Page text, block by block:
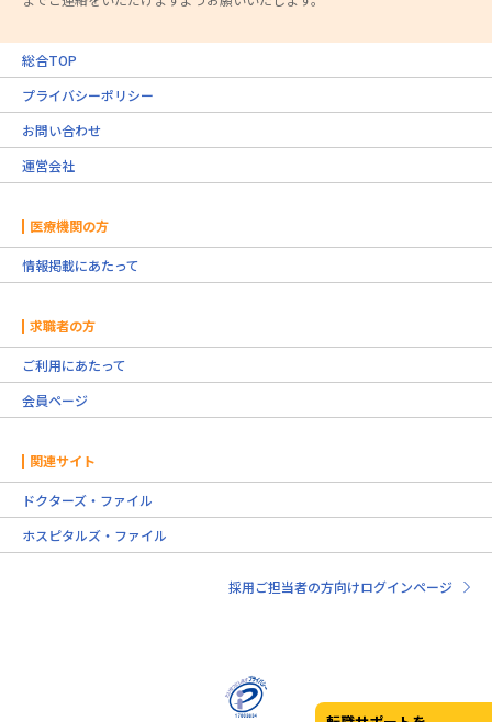
総合TOP
プライバシーポリシー
お問い合わせ
運営会社
医療機関の方
情報掲載にあたって
求職者の方
ご利用にあたって
会員ページ
関連サイト
ドクターズ・ファイル
ホスピタルズ・ファイル
採用ご担当者の方向けログインページ